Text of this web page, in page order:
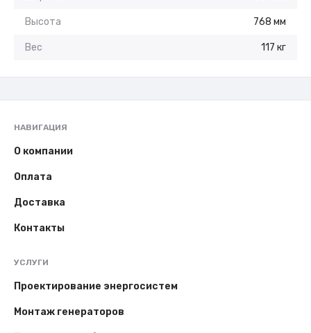
Высота 768 мм
Вес 117 кг
НАВИГАЦИЯ
О компании
Оплата
Доставка
Контакты
УСЛУГИ
Проектирование энергосистем
Монтаж генераторов